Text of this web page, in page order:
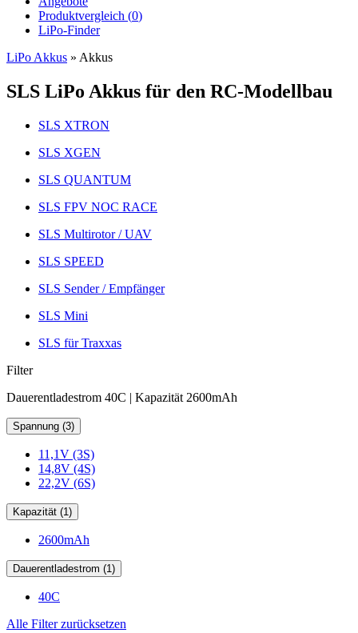
Produktvergleich (0)
LiPo-Finder
LiPo Akkus » Akkus
SLS LiPo Akkus für den RC-Modellbau
SLS XTRON
SLS XGEN
SLS QUANTUM
SLS FPV NOC RACE
SLS Multirotor / UAV
SLS SPEED
SLS Sender / Empfänger
SLS Mini
SLS für Traxxas
Filter
Dauerentladestrom 40C | Kapazität 2600mAh
Spannung (3)
11,1V (3S)
14,8V (4S)
22,2V (6S)
Kapazität (1)
2600mAh
Dauerentladestrom (1)
40C
Alle Filter zurücksetzen